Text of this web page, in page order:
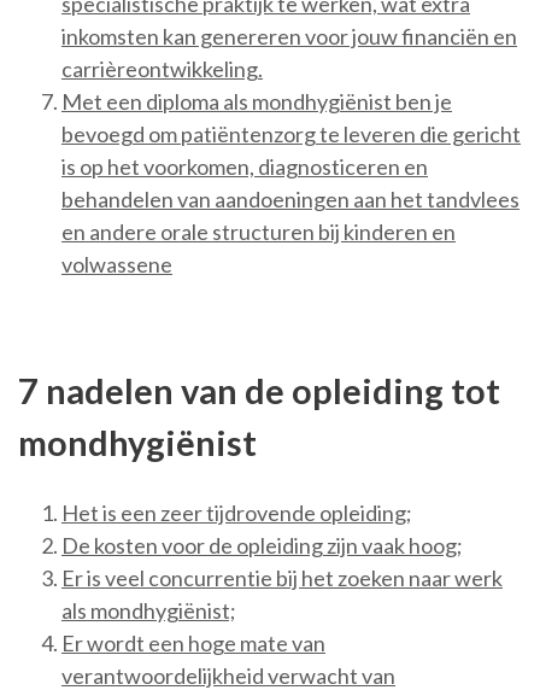
inkomsten kan genereren voor jouw financiën en
carrièreontwikkeling.
Met een diploma als mondhygiënist ben je
bevoegd om patiëntenzorg te leveren die gericht
is op het voorkomen, diagnosticeren en
behandelen van aandoeningen aan het tandvlees
en andere orale structuren bij kinderen en
volwassene
7 nadelen van de opleiding tot
mondhygiënist
Het is een zeer tijdrovende opleiding;
De kosten voor de opleiding zijn vaak hoog;
Er is veel concurrentie bij het zoeken naar werk
als mondhygiënist;
Er wordt een hoge mate van
verantwoordelijkheid verwacht van